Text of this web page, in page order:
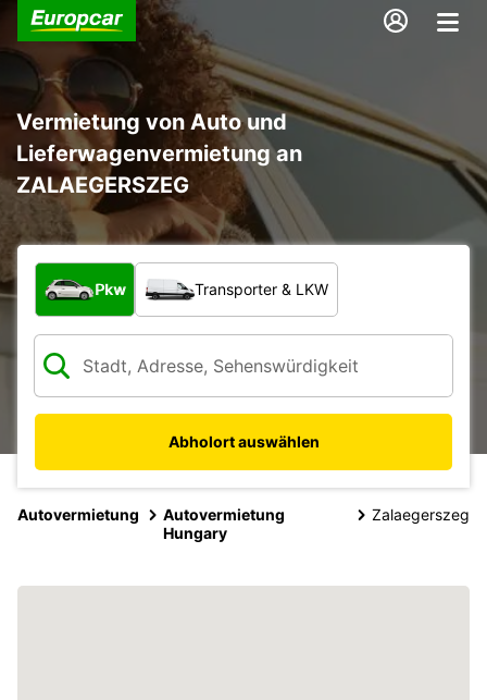
Vermietung von Auto und
Lieferwagenvermietung an
ZALAEGERSZEG
Welche Art von Fahrzeug?
Pkw Transporter & LKW
Abholort auswählen
Autovermietung
Autovermietung
Hungary
Zalaegerszeg